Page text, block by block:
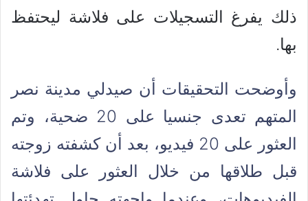
ذلك يفرغ التسجيلات على فلاشة ليحتفظ
بها.
وأوضحت التحقيقات أن صيدلي مدينة نصر
المتهم تعدى جنسيا على 20 ضحية، وتم
العثور على 20 فيديو، بعد أن كشفته زوجته
قبل طلاقها من خلال العثور على فلاشة